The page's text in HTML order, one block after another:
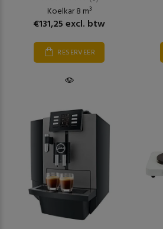
Koelkar 8 m³
€131,25 excl. btw
RESERVEER